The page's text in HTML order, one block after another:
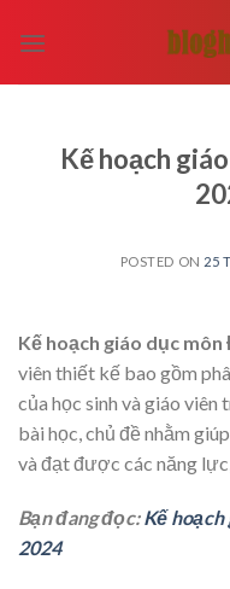
Kế hoạch
POSTED ON 25
Kế hoạch giáo dục môn
viên thiết kế bao gồm
của học sinh và giáo viên
bài học, chủ đề nhằm
và đạt được các năng
Bạn đang đọc:Kế hoạch
2024